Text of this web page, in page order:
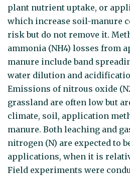
plant nutrient uptake, or
which increase soil-manure
risk but do not remove it.
ammonia (NH4) losses from
manure include band
water dilution and
Emissions of nitrous oxide
grassland are often low but
climate, soil, application
manure. Both leaching and
nitrogen (N) are expected to
applications, when it is
Field experiments were